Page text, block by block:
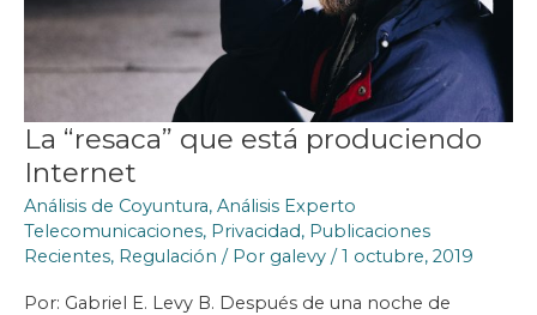
La “resaca” que está produciendo
Internet
Análisis de Coyuntura, Análisis Experto
Telecomunicaciones, Privacidad, Publicaciones
Recientes, Regulación / Por galevy /1 octubre, 2019
Por: Gabriel E. Levy B. Después de una noche de